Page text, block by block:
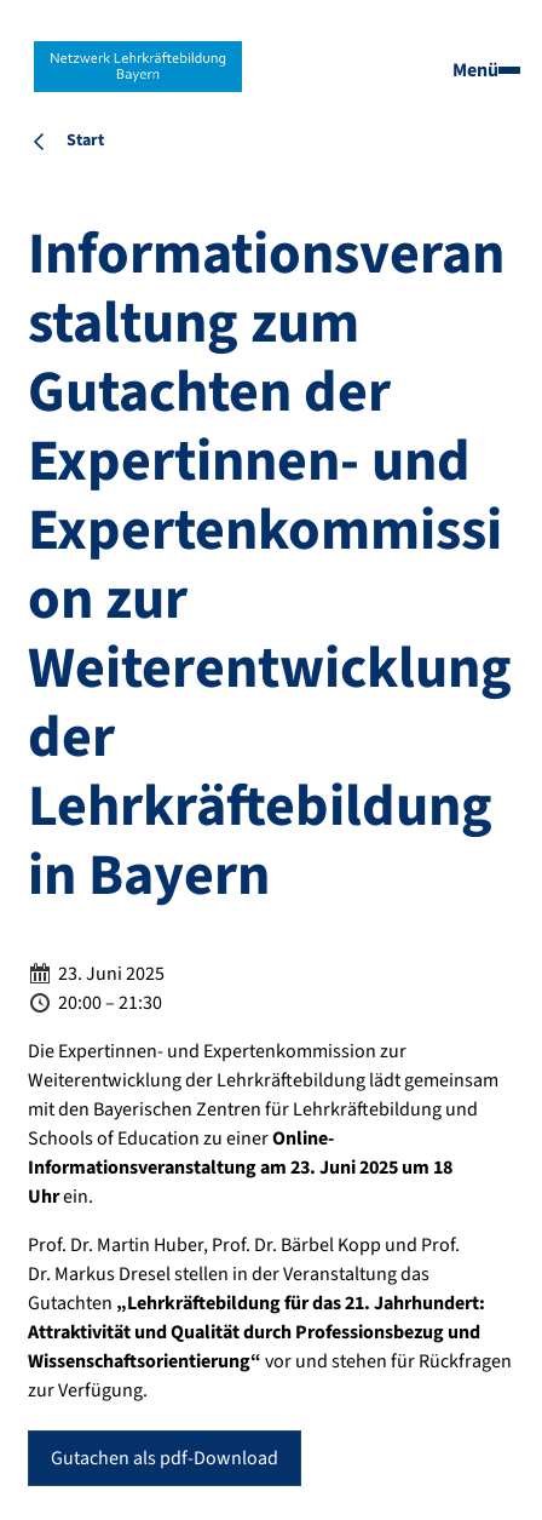
Menü
Start
Informationsveran
staltung zum
Gutachten der
Expertinnen- und
Expertenkommissi
on zur
Weiterentwicklung
der
Lehrkräftebildung
in Bayern
Datum:
23. Juni 2025
Zeit:
20:00 – 21:30
Die Expertinnen- und Expertenkommission zur
Weiterentwicklung der Lehrkräftebildung lädt gemeinsam
mit den Bayerischen Zentren für Lehrkräftebildung und
Schools of Education zu einerOnline-
Informationsveranstaltung am 23. Juni 2025 um 18
Uhrein.
Prof. Dr. Martin Huber, Prof. Dr. Bärbel Kopp und Prof.
Dr. Markus Dresel stellen in der Veranstaltung das
Gutachten „Lehrkräftebildung für das 21. Jahrhundert:
Attraktivität und Qualität durch Professionsbezug und
Wissenschaftsorientierung“vor und stehen für Rückfragen
zur Verfügung.
Gutachen als pdf-Download